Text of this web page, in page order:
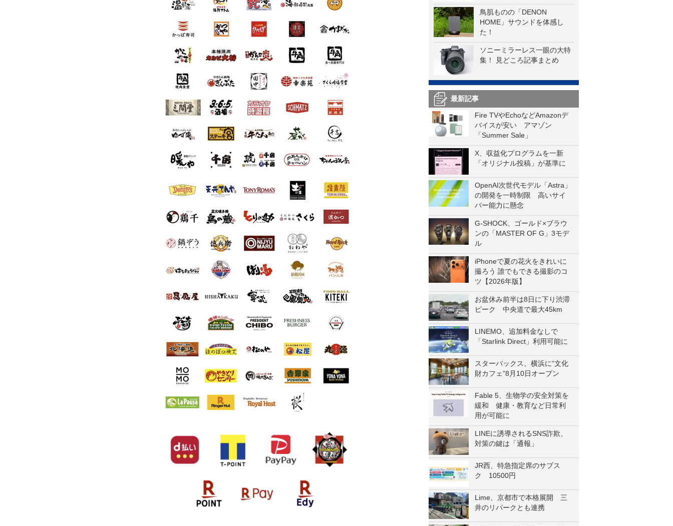
鳥肌ものの「DENON
HOME」サウンドを体感し
た！
ソニーミラーレス一眼の大特
集！ 見どころ記事まとめ
最新記事
Fire TVやEchoなどAmazonデ
バイスが安い アマゾン
「Summer Sale」
X、収益化プログラムを一新
「オリジナル投稿」が基準に
OpenAI次世代モデル「Astra」
の開発を一時制限 高いサイ
バー能力に懸念
G-SHOCK、ゴールド×ブラウ
ンの「MASTER OF G」3モデ
ル
iPhoneで夏の花火をきれいに
撮ろう 誰でもできる撮影のコ
ツ【2026年版】
お盆休み前半は8日に下り渋滞
ピーク 中央道で最大45km
LINEMO、追加料金なしで
「Starlink Direct」利用可能に
スターバックス、横浜に“文化
財カフェ”8月10日オープン
Fable 5、生物学の安全対策を
緩和 健康・教育など日常利
用が可能に
LINEに誘導されるSNS詐欺、
対策の鍵は「通報」
JR西、特急指定席のサブス
ク 10500円
Lime、京都市で本格展開 三
井のリパークとも連携